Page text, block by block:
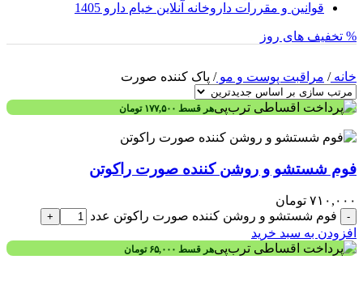
قوانین و مقررات داروخانه آنلاین خیام دارو 1405
% تخفیف های روز
خانه/ مراقبت پوست و مو/ پاک کننده صورت
هر قسط ۱۷۷,۵۰۰ تومان
فوم شستشو و روشن کننده صورت راکوتن
۷۱۰,۰۰۰ تومان
- فوم شستشو و روشن کننده صورت راکوتن عدد +
افزودن به سبد خرید
هر قسط ۶۵,۰۰۰ تومان